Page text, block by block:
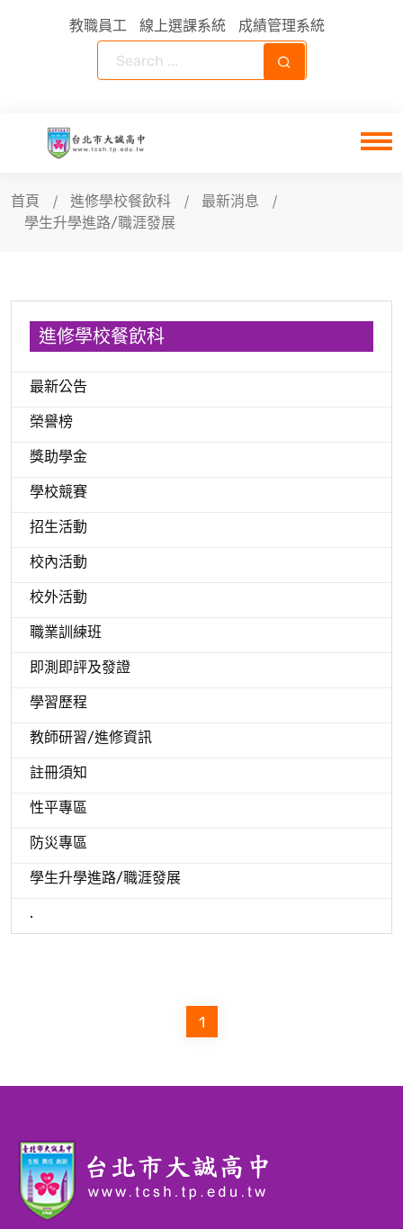
教職員工 線上選課系統 成績管理系統
首頁 進修學校餐飲科
最新消息
學生升學進路/職涯發展
進修學校餐飲科
最新公告
榮譽榜
獎助學金
學校競賽
招生活動
校內活動
校外活動
職業訓練班
即測即評及發證
學習歷程
教師研習/進修資訊
註冊須知
性平專區
防災專區
學生升學進路/職涯發展
.
1